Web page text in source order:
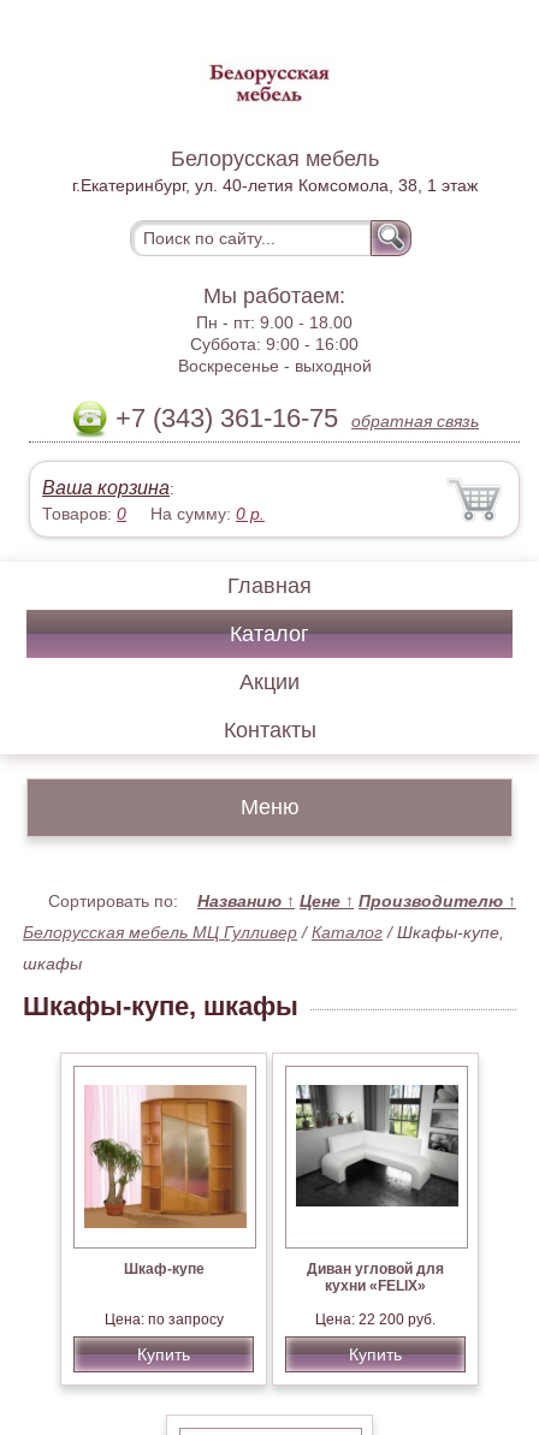
Белорусская мебель
г.Екатеринбург, ул. 40-летия Комсомола, 38, 1 этаж
Мы работаем:
Пн - пт:9.00 - 18.00
Суббота:9:00 - 16:00
Воскресенье - выходной
+7 (343) 361-16-75 обратная связь
Ваша корзина:
Товаров:0 На сумму:0 р.
Главная
Каталог
Акции
Контакты
Меню
Сортировать по: Названию ↑ Цене ↑ Производителю ↑
Белорусская мебель МЦ Гулливер /Каталог /Шкафы-купе,
шкафы
Шкафы-купе, шкафы
Шкаф-купе
Цена: по запросу
Купить
Диван угловой для
кухни «FELIX»
Цена: 22 200 руб.
Купить